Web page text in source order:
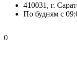
410031, г.
По будням с
0